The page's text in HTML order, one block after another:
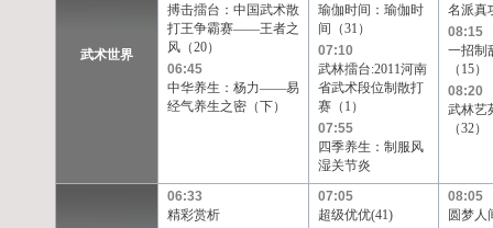
武术世界
搏击擂台：中国武术散
打王争霸赛——王者之
风（20）
06:45
中华养生：杨力——易
经气养生之密（下）
瑜伽时间：瑜伽时
间（31）
07:10
武林擂台:2011河南
省武术段位制散打
赛（1）
07:55
四季养生：制服风
湿关节炎
名派真
08:15
一招制
（15）
08:20
武林艺
（32）
06:33
精彩赏析
07:05
超级优优(41)
08:05
圆梦人